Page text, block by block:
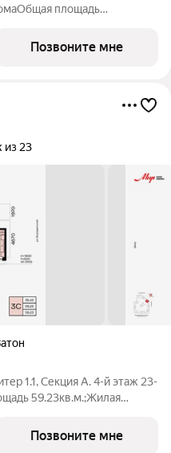
площадь
4 квартал 2028
Позвоните мне
из 23
1.1, Секция А. 4-й этаж 23-
59.23кв.м.;Жилая
с свободной
Позвоните мне